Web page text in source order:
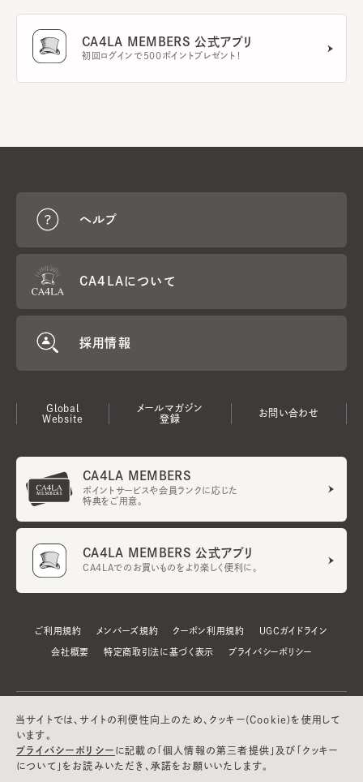
CA4LA MEMBERS 公式アプリ
初回ログインで500ポイントプレゼント！
ヘルプ
CA4LAについて
採用情報
Global
Website
メールマガジン
登録
お問い合わせ
CA4LA MEMBERS
ポイントサービスや会員ランクに応じた
特典をご用意。
CA4LA MEMBERS 公式アプリ
CA4LAでのお買いものをより楽しく便利に。
ご利用規約 メンバーズ規約 クーポン利用規約 UGCガイドライン
会社概要 特定商取引法に基づく表示 プライバシーポリシー
当サイトでは、サイトの利便性向上のため、クッキー(Cookie)を使用して
います。
プライバシーポリシー に記載の「個人情報の第三者提供」及び「クッキー
について」をお読みいただき、承諾をお願いいたします。